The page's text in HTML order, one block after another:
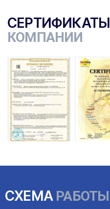
СЕРТИФИКАТЫ
КОМПАНИИ
СХЕМАРАБОТЫ